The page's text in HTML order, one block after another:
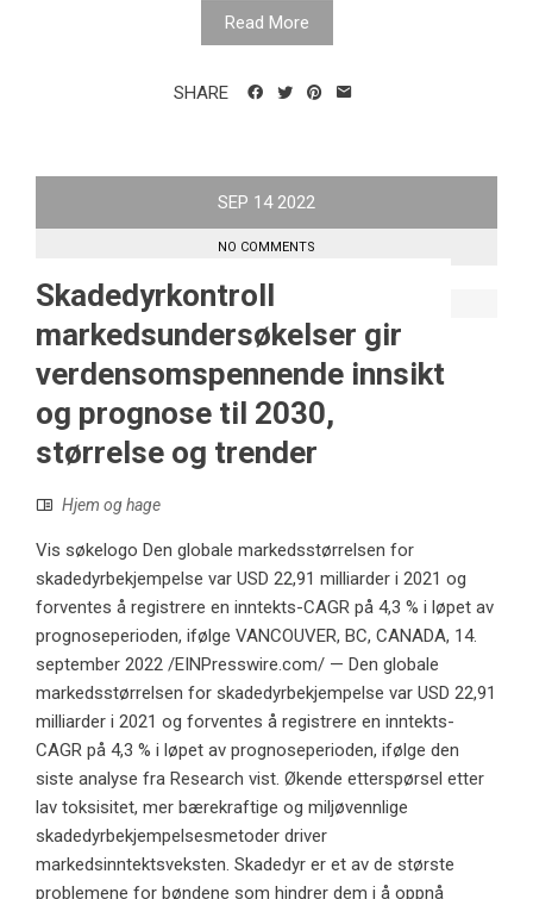
Read More
SHARE
SEP 14 2022
NO COMMENTS
Skadedyrkontroll
markedsundersøkelser gir
verdensomspennende innsikt
og prognose til 2030,
størrelse og trender
Hjem og hage
Vis søkelogo Den globale markedsstørrelsen for
skadedyrbekjempelse var USD 22,91 milliarder i 2021 og
forventes å registrere en inntekts-CAGR på 4,3 % i løpet av
prognoseperioden, ifølge VANCOUVER, BC, CANADA, 14.
september 2022 /EINPresswire.com/ — Den globale
markedsstørrelsen for skadedyrbekjempelse var USD 22,91
milliarder i 2021 og forventes å registrere en inntekts-
CAGR på 4,3 % i løpet av prognoseperioden, ifølge den
siste analyse fra Research vist. Økende etterspørsel etter
lav toksisitet, mer bærekraftige og miljøvennlige
skadedyrbekjempelsesmetoder driver
markedsinntektsveksten. Skadedyr er et av de største
problemene for bøndene som hindrer dem i å oppnå